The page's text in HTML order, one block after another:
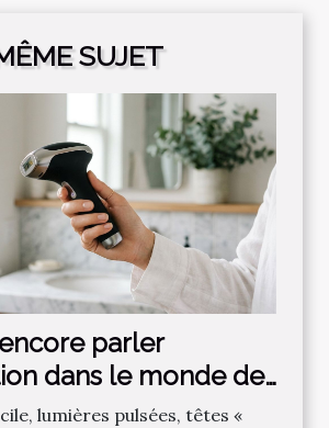
SUJET
parler
dans le monde des
? lumières pulsées, têtes «